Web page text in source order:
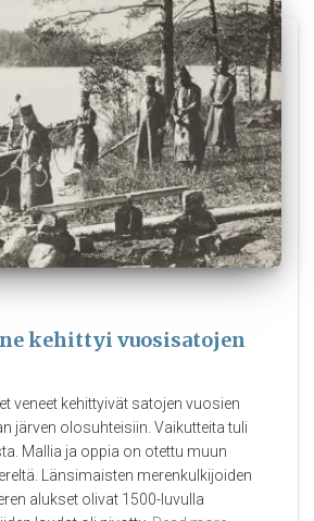
kehittyi vuosisatojen
veneet kehittyivät satojen vuosien
järven olosuhteisiin. Vaikutteita tuli
Mallia ja oppia on otettu muun
Länsimaisten merenkulkijoiden
alukset olivat 1500-luvulla